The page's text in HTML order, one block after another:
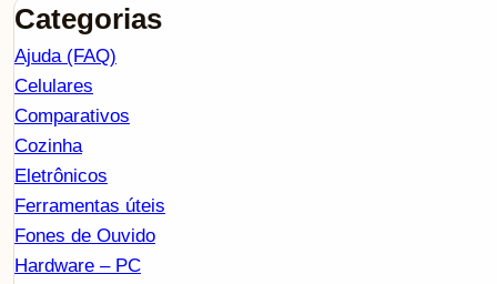
Categorias
Ajuda (FAQ)
Celulares
Comparativos
Cozinha
Eletrônicos
Ferramentas úteis
Fones de Ouvido
Hardware – PC